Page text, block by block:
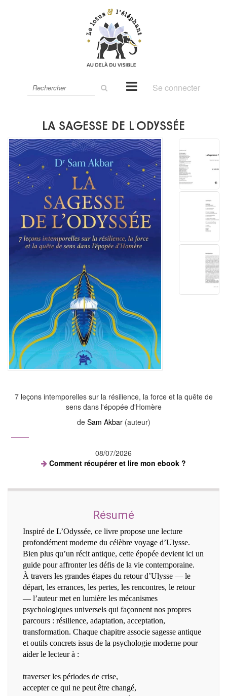
le
Se connecter
La Sagesse de L'Odyssée
7 leçons intemporelles sur la résilience, la force et la quête de
sens dans l'épopée d'Homère
de Sam Akbar(auteur)
08/07/2026
Comment récupérer et lire mon ebook ?
Résumé
Inspiré de L’Odyssée, ce livre propose une lecture
profondément moderne du célèbre voyage d’Ulysse.
Bien plus qu’un récit antique, cette épopée devient ici un
guide pour affronter les défis de la vie contemporaine.
À travers les grandes étapes du retour d’Ulysse — le
départ, les errances, les pertes, les rencontres, le retour
— l’auteur met en lumière les mécanismes
psychologiques universels qui façonnent nos propres
parcours : résilience, adaptation, acceptation,
transformation. Chaque chapitre associe sagesse antique
et outils concrets issus de la psychologie moderne pour
aider le lecteur à :
traverser les périodes de crise,
accepter ce qui ne peut être changé,